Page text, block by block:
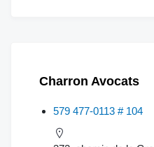
Charron Avocats
579 477-0113 # 104